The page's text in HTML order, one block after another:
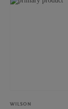
WILSON